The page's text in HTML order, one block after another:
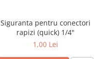
Siguranta pentru conectori
rapizi (quick) 1/4"
1,00 Lei